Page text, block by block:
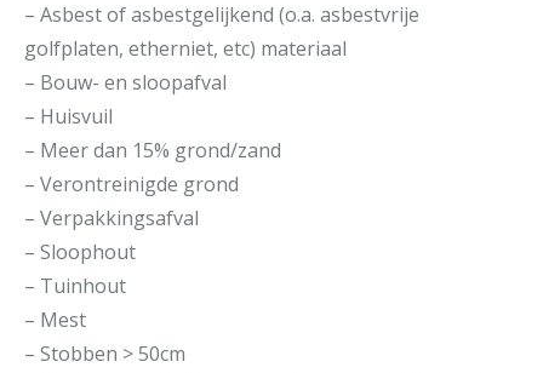
– Asbest of asbestgelijkend (o.a. asbestvrije
golfplaten, etherniet, etc) materiaal
– Bouw- en sloopafval
– Huisvuil
– Meer dan 15% grond/zand
– Verontreinigde grond
– Verpakkingsafval
– Sloophout
– Tuinhout
– Mest
– Stobben > 50cm